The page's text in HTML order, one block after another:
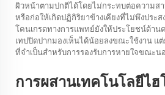
ผิวหน้าตามปกติได้โดยไม่กระทบต่อความสา
หรือก่อให้เกิดปฏิกิริยาข้างเคียงที่ไม่พึงประ
โคนเกรดทางการแพทย์ยังให้ประโยชน์ด้าน
เทปปิดปากมองเห็นได้น้อยลงขณะใช้งาน แ
ที่จำเป็นสำหรับการรองรับการหายใจขณะน
การผสานเทคโนโลยีไ